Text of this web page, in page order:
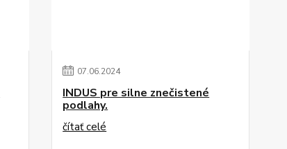
07.06.2024
INDUS pre silne znečistené
podlahy.
čítať celé